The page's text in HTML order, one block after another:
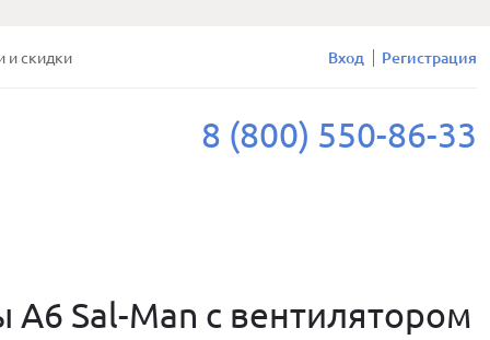
и скидки Вход Регистрация
8 (800) 550-86-33
Sal-Man с вентилятором